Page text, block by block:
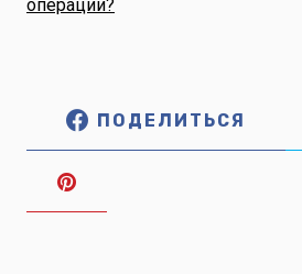
операции?
ПОДЕЛИТЬСЯ